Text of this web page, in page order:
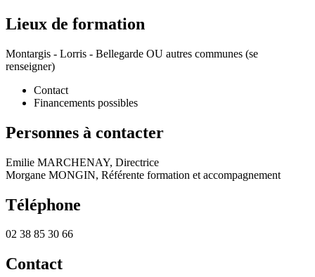
Lieux de formation
Montargis - Lorris - Bellegarde OU autres communes (se
renseigner)
Contact
Financements possibles
Personnes à contacter
Emilie MARCHENAY, Directrice
Morgane MONGIN, Référente formation et accompagnement
Téléphone
02 38 85 30 66
Contact